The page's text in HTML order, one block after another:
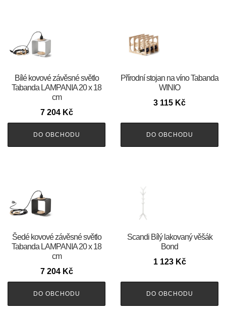
Bílé kovové závěsné světlo
Tabanda LAMPANIA 20 x 18
cm
7 204 Kč
DO OBCHODU
Přírodní stojan na víno Tabanda
WINIO
3 115 Kč
DO OBCHODU
Šedé kovové závěsné světlo
Tabanda LAMPANIA 20 x 18
cm
7 204 Kč
DO OBCHODU
Scandi Bílý lakovaný věšák
Bond
1 123 Kč
DO OBCHODU